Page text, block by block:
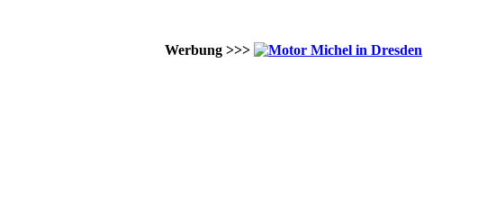
Werbung >>>